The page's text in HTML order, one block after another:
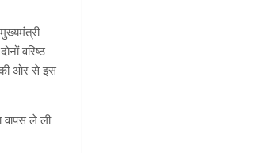
वरिष्ठ
की ओर से इस
वापस ले ली